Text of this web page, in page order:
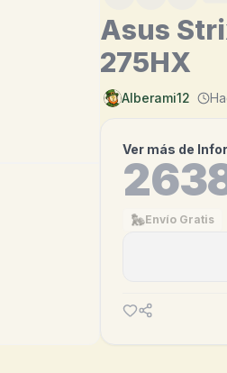
Asus
275HX
Alberami12
Ver más de
Envío Gratis